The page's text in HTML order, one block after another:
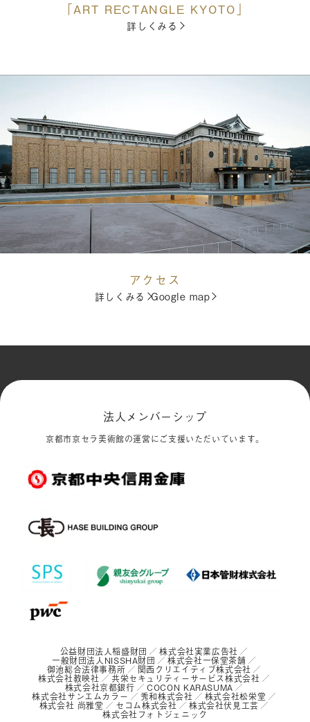
「ART RECTANGLE KYOTO」
詳しくみる
アクセス
詳しくみる Google map
法人メンバーシップ
京都市京セラ美術館の運営にご支援いただいています。
公益財団法人稲盛財団 株式会社実業広告社
一般財団法人NISSHA財団 株式会社一保堂茶舗
御池総合法律事務所 関西クリエイティブ株式会社
株式会社教映社 共栄セキュリティーサービス株式会社
株式会社京都銀行 COCON KARASUMA
株式会社サンエムカラー 秀和株式会社 株式会社松栄堂
株式会社 尚雅堂 セコム株式会社 株式会社伏見工芸
株式会社フォトジェニック